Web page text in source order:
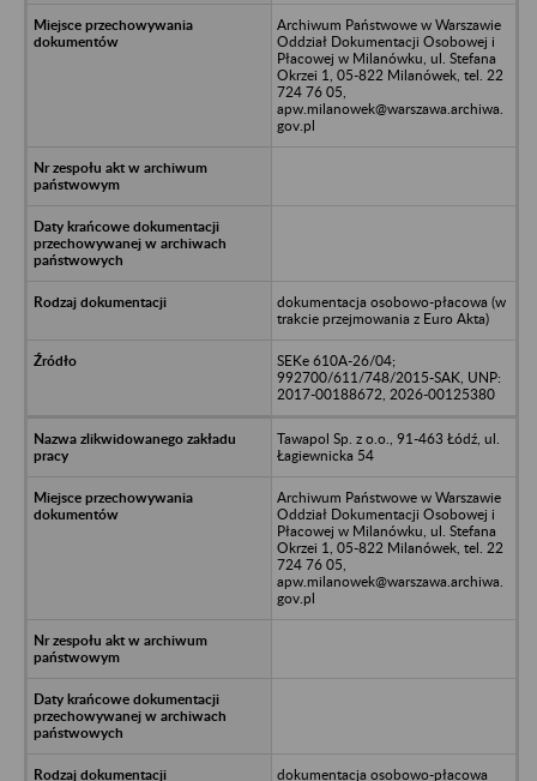
Archiwum Państwowe w Warszawie
Oddział Dokumentacji Osobowej i
Płacowej w Milanówku, ul. Stefana
Okrzei 1, 05-822 Milanówek, tel. 22
724 76 05,
apw.milanowek@warszawa.archiwa.
gov.pl
dokumentacja osobowo-płacowa (w
trakcie przejmowania z Euro Akta)
SEKe 610A-26/04;
992700/611/748/2015-SAK, UNP:
2017-00188672, 2026-00125380
Tawapol Sp. z o.o., 91-463 Łódź, ul.
Łagiewnicka 54
Archiwum Państwowe w Warszawie
Oddział Dokumentacji Osobowej i
Płacowej w Milanówku, ul. Stefana
Okrzei 1, 05-822 Milanówek, tel. 22
724 76 05,
apw.milanowek@warszawa.archiwa.
gov.pl
dokumentacja osobowo-płacowa